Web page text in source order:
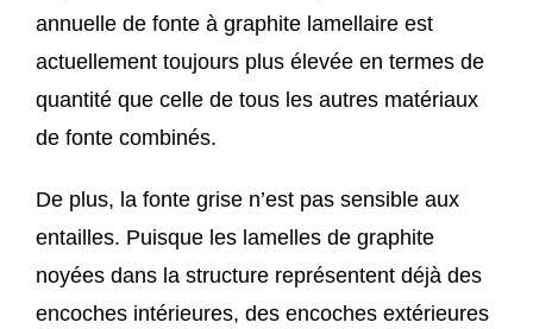
annuelle de fonte à graphite lamellaire est
actuellement toujours plus élevée en termes de
quantité que celle de tous les autres matériaux
de fonte combinés.
De plus, la fonte grise n’est pas sensible aux
entailles. Puisque les lamelles de graphite
noyées dans la structure représentent déjà des
encoches intérieures, des encoches extérieures